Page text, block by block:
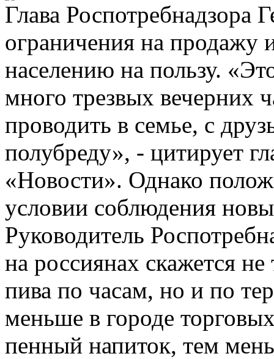
Глава Роспотребнадзора
ограничения на продажу
населению на пользу.
много трезвых вечерних
проводить в семье, с
полубреду», - цитирует
«Новости». Однако
условии соблюдения
Руководитель
на россиянах скажется
пива по часам, но и по
меньше в городе
пенный напиток, тем